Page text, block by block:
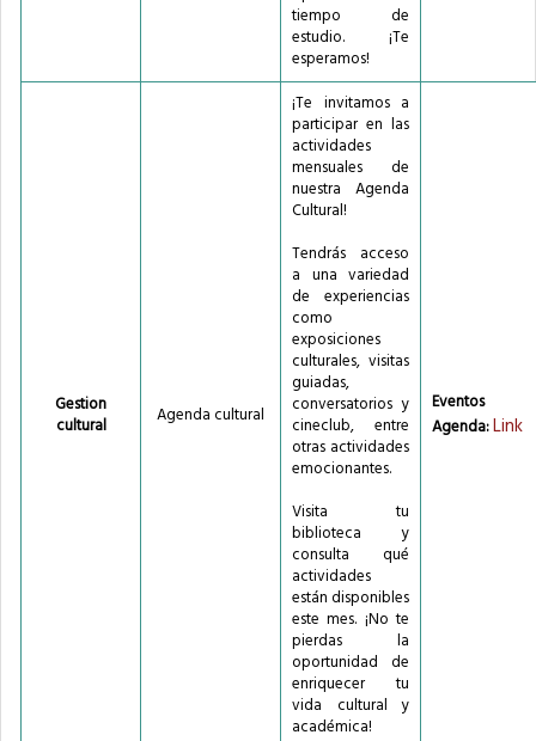
tiempo de
estudio. ¡Te
esperamos!
Gestion
cultural
Agenda cultural
¡Te invitamos a
participar en las
actividades
mensuales de
nuestra Agenda
Cultural!
Tendrás acceso
a una variedad
de experiencias
como
exposiciones
culturales, visitas
guiadas,
conversatorios y
cineclub, entre
otras actividades
emocionantes.
Visita tu
biblioteca y
consulta qué
actividades
están disponibles
este mes. ¡No te
pierdas la
oportunidad de
enriquecer tu
vida cultural y
académica!
Agenda:Link